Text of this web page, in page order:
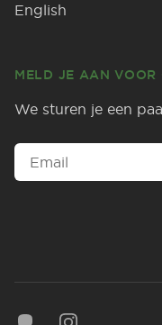
English
MELD JE AAN VOOR
We sturen je een